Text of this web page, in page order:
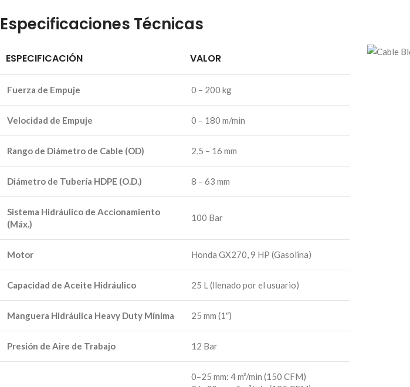
Especificaciones Técnicas
ESPECIFICACIÓN VALOR
Fuerza de Empuje 0 – 200 kg
Velocidad de Empuje 0 – 180 m/min
Rango de Diámetro de Cable (OD) 2,5 – 16 mm
Diámetro de Tubería HDPE (O.D.) 8 – 63 mm
Sistema Hidráulico de Accionamiento
(Máx.)
100 Bar
Motor Honda GX270, 9 HP (Gasolina)
Capacidad de Aceite Hidráulico 25 L (llenado por el usuario)
Manguera Hidráulica Heavy Duty Mínima 25 mm (1″)
Presión de Aire de Trabajo 12 Bar
0–25 mm: 4 m³/min (150 CFM)